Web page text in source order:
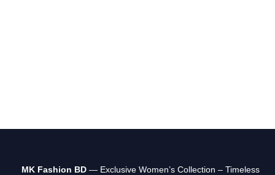
MK Fashion BD — Exclusive Women’s Collection – Timeless